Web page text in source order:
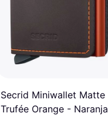
Secrid Miniwallet Matte
Trufée Orange - Naranja